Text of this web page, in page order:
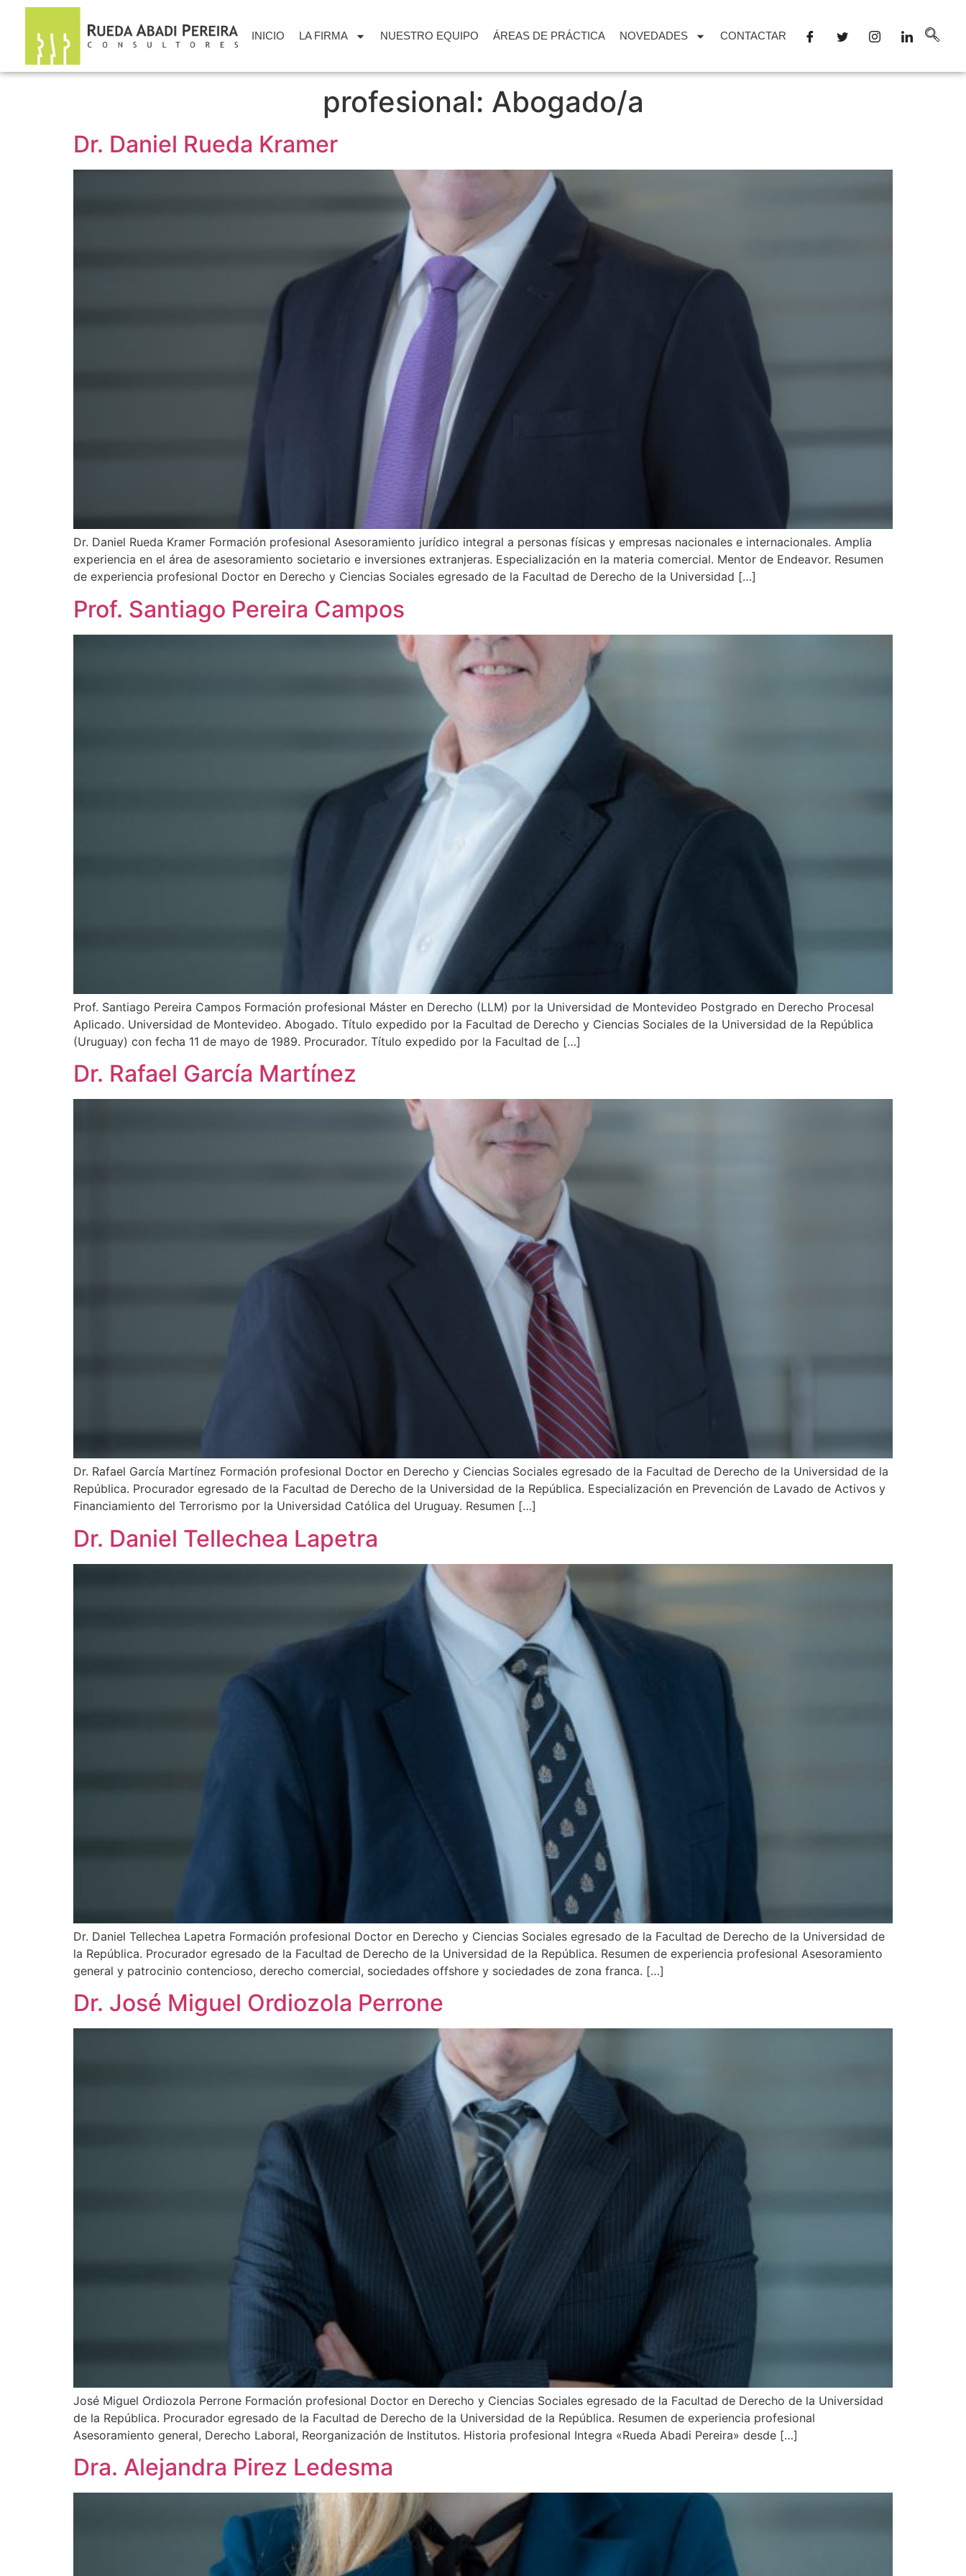
INICIO LA FIRMA NUESTRO EQUIPO ÁREAS DE PRÁCTICA NOVEDADES CONTACTAR
profesional: Abogado/a
Dr. Daniel Rueda Kramer
Dr. Daniel Rueda Kramer Formación profesional Asesoramiento jurídico integral a personas físicas y empresas nacionales e internacionales. Amplia
experiencia en el área de asesoramiento societario e inversiones extranjeras. Especialización en la materia comercial. Mentor de Endeavor. Resumen
de experiencia profesional Doctor en Derecho y Ciencias Sociales egresado de la Facultad de Derecho de la Universidad […]
Prof. Santiago Pereira Campos
Prof. Santiago Pereira Campos Formación profesional Máster en Derecho (LLM) por la Universidad de Montevideo Postgrado en Derecho Procesal
Aplicado. Universidad de Montevideo. Abogado. Título expedido por la Facultad de Derecho y Ciencias Sociales de la Universidad de la República
(Uruguay) con fecha 11 de mayo de 1989. Procurador. Título expedido por la Facultad de […]
Dr. Rafael García Martínez
Dr. Rafael García Martínez Formación profesional Doctor en Derecho y Ciencias Sociales egresado de la Facultad de Derecho de la Universidad de la
República. Procurador egresado de la Facultad de Derecho de la Universidad de la República. Especialización en Prevención de Lavado de Activos y
Financiamiento del Terrorismo por la Universidad Católica del Uruguay. Resumen […]
Dr. Daniel Tellechea Lapetra
Dr. Daniel Tellechea Lapetra Formación profesional Doctor en Derecho y Ciencias Sociales egresado de la Facultad de Derecho de la Universidad de
la República. Procurador egresado de la Facultad de Derecho de la Universidad de la República. Resumen de experiencia profesional Asesoramiento
general y patrocinio contencioso, derecho comercial, sociedades offshore y sociedades de zona franca. […]
Dr. José Miguel Ordiozola Perrone
José Miguel Ordiozola Perrone Formación profesional Doctor en Derecho y Ciencias Sociales egresado de la Facultad de Derecho de la Universidad
de la República. Procurador egresado de la Facultad de Derecho de la Universidad de la República. Resumen de experiencia profesional
Asesoramiento general, Derecho Laboral, Reorganización de Institutos. Historia profesional Integra «Rueda Abadi Pereira» desde […]
Dra. Alejandra Pirez Ledesma